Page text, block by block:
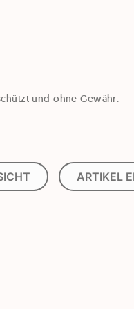
und ohne Gewähr.
ARTIKEL